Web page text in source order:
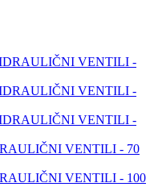
VENTILI -
VENTILI -
VENTILI -
VENTILI - 70
VENTILI - 100